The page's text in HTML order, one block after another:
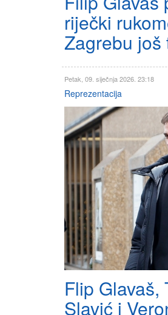
riječki
Zagrebu još
Petak, 09. siječnja 2026. 23:18
Reprezentacija
Flip Glavaš,
Slavić i